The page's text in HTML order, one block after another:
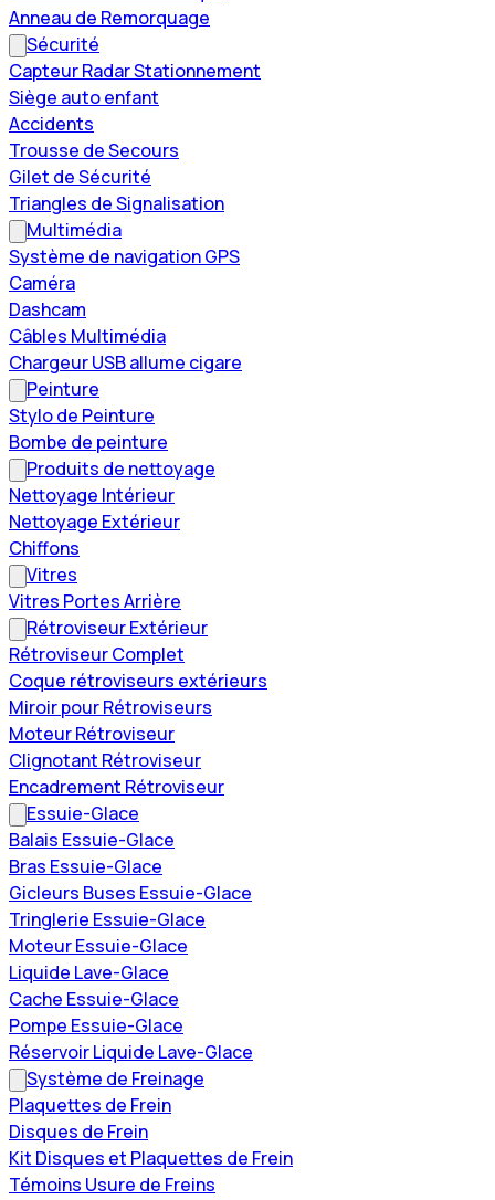
Anneau de Remorquage
Sécurité
Capteur Radar Stationnement
Siège auto enfant
Accidents
Trousse de Secours
Gilet de Sécurité
Triangles de Signalisation
Multimédia
Système de navigation GPS
Caméra
Dashcam
Câbles Multimédia
Chargeur USB allume cigare
Peinture
Stylo de Peinture
Bombe de peinture
Produits de nettoyage
Nettoyage Intérieur
Nettoyage Extérieur
Chiffons
Vitres
Vitres Portes Arrière
Rétroviseur Extérieur
Rétroviseur Complet
Coque rétroviseurs extérieurs
Miroir pour Rétroviseurs
Moteur Rétroviseur
Clignotant Rétroviseur
Encadrement Rétroviseur
Essuie-Glace
Balais Essuie-Glace
Bras Essuie-Glace
Gicleurs Buses Essuie-Glace
Tringlerie Essuie-Glace
Moteur Essuie-Glace
Liquide Lave-Glace
Cache Essuie-Glace
Pompe Essuie-Glace
Réservoir Liquide Lave-Glace
Système de Freinage
Plaquettes de Frein
Disques de Frein
Kit Disques et Plaquettes de Frein
Témoins Usure de Freins